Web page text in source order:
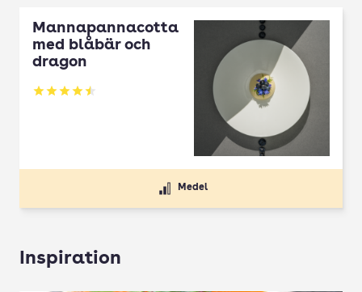
Mannapannacotta
med blåbär och
dragon
Betyg: 4.5 av 5
Medel
Inspiration